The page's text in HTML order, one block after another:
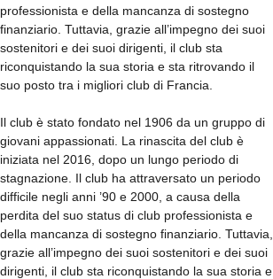
professionista e della mancanza di sostegno
finanziario. Tuttavia, grazie all’impegno dei suoi
sostenitori e dei suoi dirigenti, il club sta
riconquistando la sua storia e sta ritrovando il
suo posto tra i migliori club di Francia.
Il club è stato fondato nel 1906 da un gruppo di
giovani appassionati. La rinascita del club è
iniziata nel 2016, dopo un lungo periodo di
stagnazione. Il club ha attraversato un periodo
difficile negli anni ’90 e 2000, a causa della
perdita del suo status di club professionista e
della mancanza di sostegno finanziario. Tuttavia,
grazie all’impegno dei suoi sostenitori e dei suoi
dirigenti, il club sta riconquistando la sua storia e